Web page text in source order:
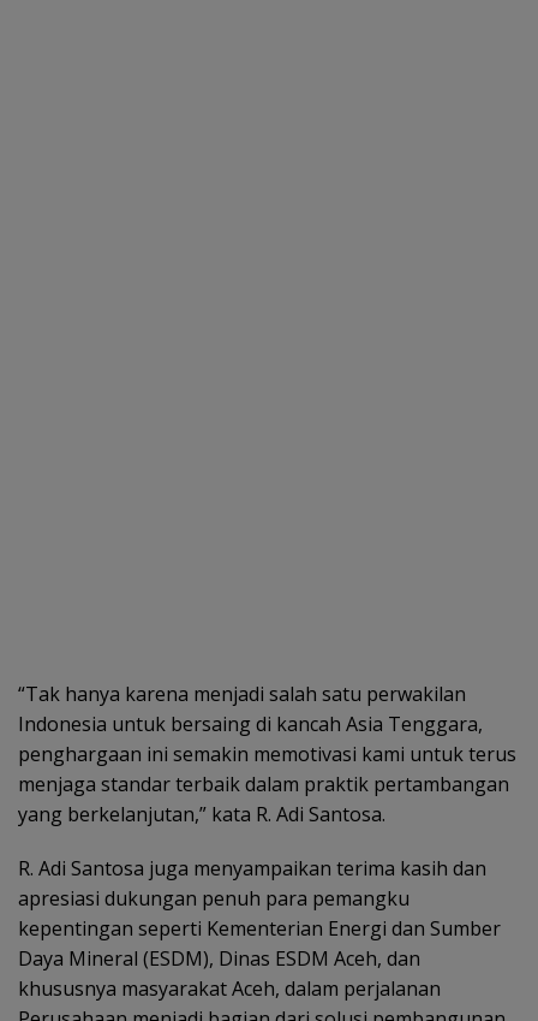
“Tak hanya karena menjadi salah satu perwakilan
Indonesia untuk bersaing di kancah Asia Tenggara,
penghargaan ini semakin memotivasi kami untuk terus
menjaga standar terbaik dalam praktik pertambangan
yang berkelanjutan,” kata R. Adi Santosa.
R. Adi Santosa juga menyampaikan terima kasih dan
apresiasi dukungan penuh para pemangku
kepentingan seperti Kementerian Energi dan Sumber
Daya Mineral (ESDM), Dinas ESDM Aceh, dan
khususnya masyarakat Aceh, dalam perjalanan